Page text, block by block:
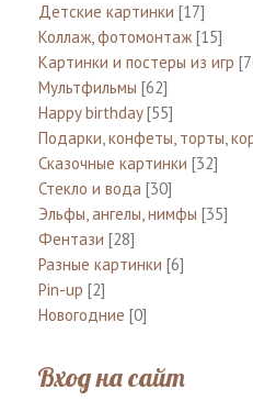
Детские картинки [17]
Коллаж, фотомонтаж [15]
Картинки и постеры из игр
Мультфильмы [62]
Happy birthday [55]
Подарки, конфеты, торты,
Сказочные картинки [32]
Стекло и вода [30]
Эльфы, ангелы, нимфы [35]
Фентази [28]
Разные картинки [6]
Pin-up [2]
Новогодние [0]
Вход на сайт